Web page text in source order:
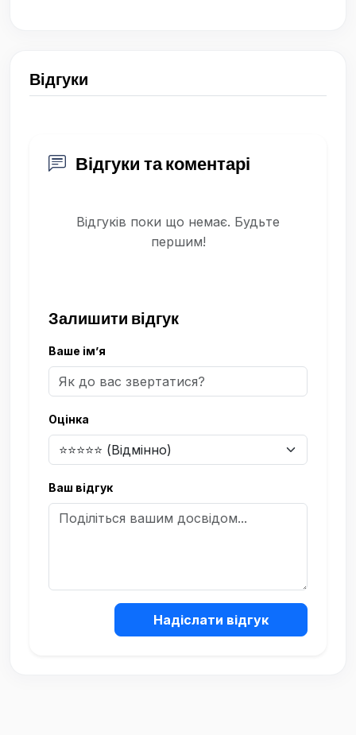
Відгуки
Відгуки та коментарі
Відгуків поки що немає. Будьте
першим!
Залишити відгук
Ваше ім’я
Оцінка
Ваш відгук
Надіслати відгук